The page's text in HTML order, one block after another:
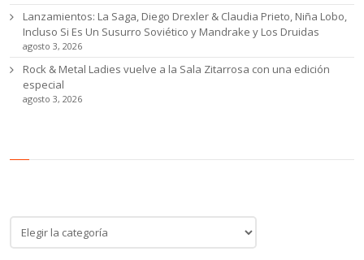
Lanzamientos: La Saga, Diego Drexler & Claudia Prieto, Niña Lobo,
Incluso Si Es Un Susurro Soviético y Mandrake y Los Druidas
agosto 3, 2026
Rock & Metal Ladies vuelve a la Sala Zitarrosa con una edición
especial
agosto 3, 2026
Categoría
de
noticias